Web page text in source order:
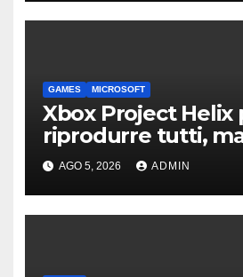
GAMES MICROSOFT
Xbox Project Helix
riprodurre tutti,
tutti, i giochi per
finora?
AGO 5, 2026 ADMIN